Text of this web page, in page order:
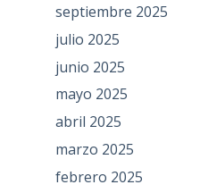
septiembre 2025
julio 2025
junio 2025
mayo 2025
abril 2025
marzo 2025
febrero 2025